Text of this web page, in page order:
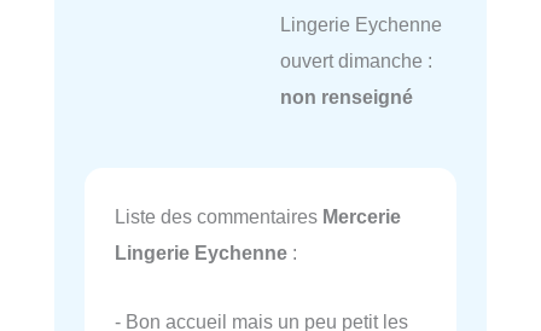
Lingerie Eychenne
ouvert dimanche :
non renseigné
Liste des commentaires Mercerie
Lingerie Eychenne :
- Bon accueil mais un peu petit les